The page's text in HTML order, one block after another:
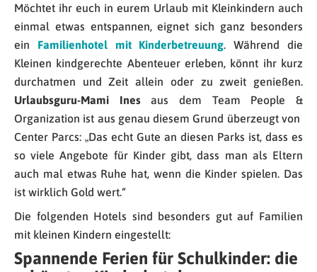
Möchtet ihr euch in eurem Urlaub mit Kleinkindern auch
einmal etwas entspannen, eignet sich ganz besonders
ein Familienhotel mit Kinderbetreuung. Während die
Kleinen kindgerechte Abenteuer erleben, könnt ihr kurz
durchatmen und Zeit allein oder zu zweit genießen.
Urlaubsguru-Mami Inesaus dem Team People &
Organization ist aus genau diesem Grund überzeugt von
Center Parcs: „Das echt Gute an diesen Parks ist, dass es
so viele Angebote für Kinder gibt, dass man als Eltern
auch mal etwas Ruhe hat, wenn die Kinder spielen. Das
ist wirklich Gold wert.“
Die folgenden Hotels sind besonders gut auf Familien
mit kleinen Kindern eingestellt:
Spannende Ferien für Schulkinder: die